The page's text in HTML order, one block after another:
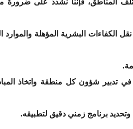
البشرية المؤهلة والموارد
شؤون كل منطقة واتخاذ
وتحديد برنامج زمني دقيق لتطبيقه.